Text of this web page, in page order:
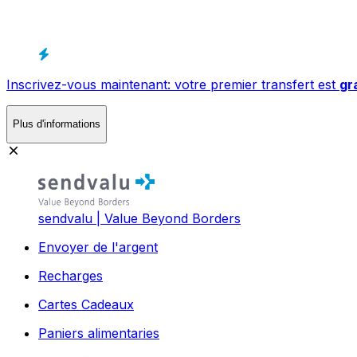
Inscrivez-vous maintenant: votre premier transfert est
Plus d'informations
sendvalu | Value Beyond Borders
Envoyer de l'argent
Recharges
Cartes Cadeaux
Paniers alimentaries